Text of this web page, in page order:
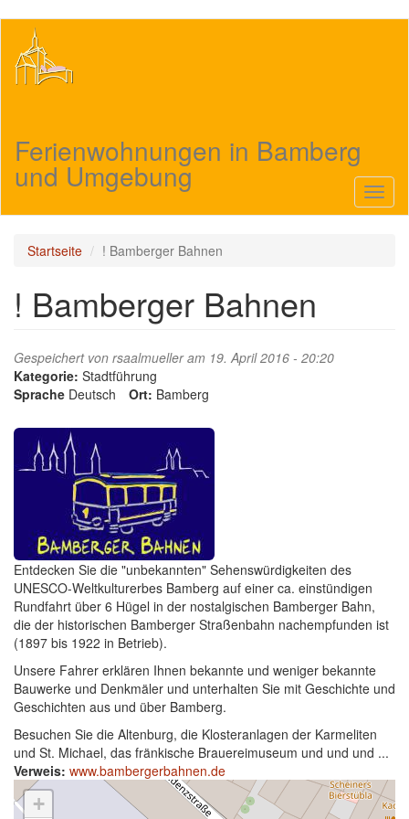
Inhalt
Ferienwohnungen in Bamberg
und Umgebung
Startseite ! Bamberger Bahnen
! Bamberger Bahnen
Gespeichert von rsaalmuelleram 19. April 2016 - 20:20
Kategorie: Stadtführung
Sprache Deutsch Ort: Bamberg
Entdecken Sie die "unbekannten" Sehenswürdigkeiten des
UNESCO-Weltkulturerbes Bamberg auf einer ca. einstündigen
Rundfahrt über 6 Hügel in der nostalgischen Bamberger Bahn,
die der historischen Bamberger Straßenbahn nachempfunden ist
(1897 bis 1922 in Betrieb).
Unsere Fahrer erklären Ihnen bekannte und weniger bekannte
Bauwerke und Denkmäler und unterhalten Sie mit Geschichte und
Geschichten aus und über Bamberg.
Besuchen Sie die Altenburg, die Klosteranlagen der Karmeliten
und St. Michael, das fränkische Brauereimuseum und und und ...
Verweis: www.bambergerbahnen.de
+